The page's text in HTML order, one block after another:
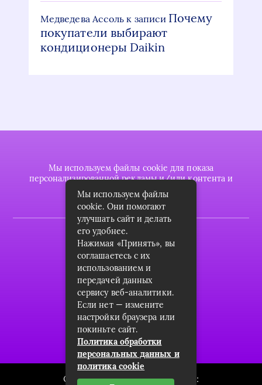
Медведева Ассоль к записи Почему
покупатели выбирают
кондиционеры Daikin
Мы используем файлы cookie для показа
персонализированной рекламы и/или контента и
анализа нашего трафика.
2022 © plasttrubkomplekt.ru
Карта сайта
Контакты
О проекте
Пользовательское соглашение
Архив
Связаться с редакцией сайта:
Мы используем файлы
cookie. Они помогают
улучшать сайт и делать
его удобнее.
Нажимая «Принять», вы
соглашаетесь с их
использованием и
передачей данных
сервису веб-аналитики.
Если нет — измените
настройки браузера или
покиньте сайт.
Политика обработки
персональных данных и
политика cookie